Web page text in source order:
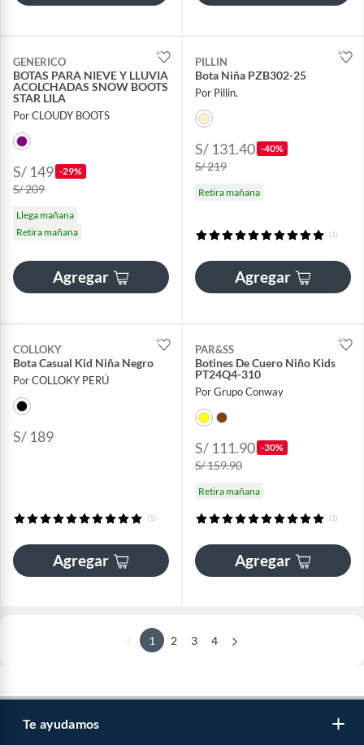
GENERICO
BOTAS PARA NIEVE Y LLUVIA
ACOLCHADAS SNOW BOOTS
STAR LILA
Por CLOUDY BOOTS
S/ 149 -29%
S/ 209
Llega mañana
Retira mañana
Agregar
PILLIN
Bota Niña PZB302-25
Por Pillin.
S/ 131.40 -40%
S/ 219
Retira mañana
(1)
Agregar
COLLOKY
Bota Casual Kid Niña Negro
Por COLLOKY PERÚ
S/ 189
(1)
Agregar
PAR&SS
Botines De Cuero Niño Kids
PT24Q4-310
Por Grupo Conway
S/ 111.90 -30%
S/ 159.90
Retira mañana
(1)
Agregar
1 2 3 4
Te ayudamos